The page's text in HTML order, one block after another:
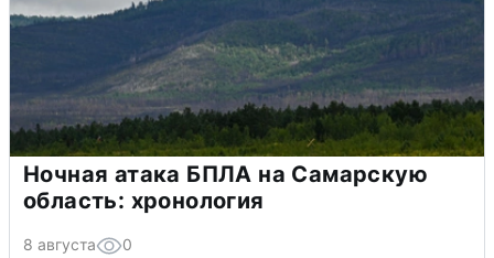
Ночная атака БПЛА на Самарскую
область: хронология
8 августа 0